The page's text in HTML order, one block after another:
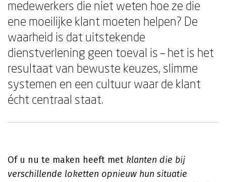
medewerkers die niet weten hoe ze die
ene moeilijke klant moeten helpen? De
waarheid is dat uitstekende
dienstverlening geen toeval is – het is het
resultaat van bewuste keuzes, slimme
systemen en een cultuur waar de klant
écht centraal staat.
Of u nu te maken heeft met klanten die bij
verschillende loketten opnieuw hun situatie